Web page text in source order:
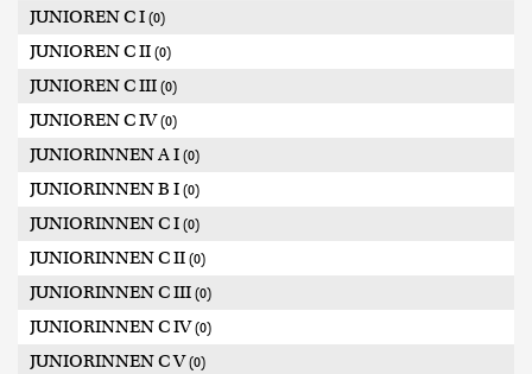
JUNIOREN C I (0)
JUNIOREN C II (0)
JUNIOREN C III (0)
JUNIOREN C IV(0)
JUNIORINNEN A I (0)
JUNIORINNEN B I (0)
JUNIORINNEN C I (0)
JUNIORINNEN C II (0)
JUNIORINNEN C III (0)
JUNIORINNEN C IV(0)
JUNIORINNEN C V(0)